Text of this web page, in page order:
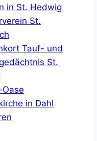
in St. Hedwig
St.
Tauf- und
St.
in Dahl